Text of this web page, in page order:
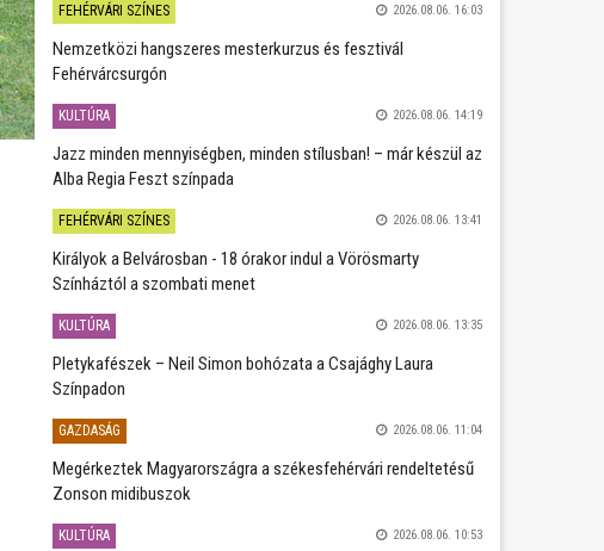
FEHÉRVÁRI SZÍNES 2026.08.06. 16:03
Nemzetközi hangszeres mesterkurzus és fesztivál
Fehérvárcsurgón
KULTÚRA 2026.08.06. 14:19
Jazz minden mennyiségben, minden stílusban! – már készül az
Alba Regia Feszt színpada
FEHÉRVÁRI SZÍNES 2026.08.06. 13:41
Királyok a Belvárosban - 18 órakor indul a Vörösmarty
Színháztól a szombati menet
KULTÚRA 2026.08.06. 13:35
Pletykafészek – Neil Simon bohózata a Csajághy Laura
Színpadon
GAZDASÁG 2026.08.06. 11:04
Megérkeztek Magyarországra a székesfehérvári rendeltetésű
Zonson midibuszok
KULTÚRA 2026.08.06. 10:53